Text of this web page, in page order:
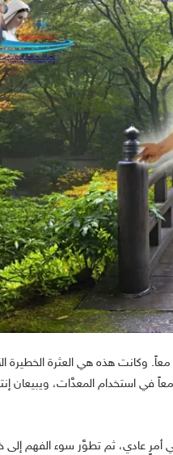
وكانت هذه هي العثرة الخطيرة
معاً في استخدام المعدَّات، ويبيعان
أمرٍ عادي، ثم تطوَّر سوء الفهم إلى